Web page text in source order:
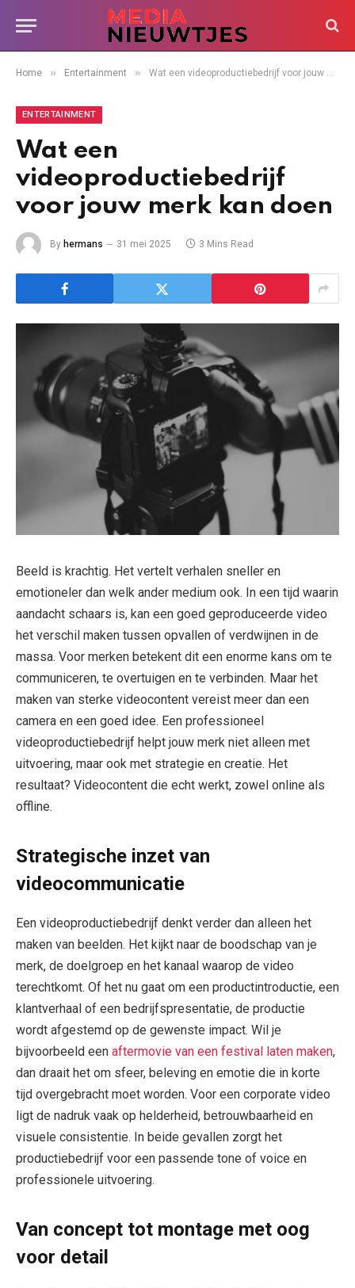
Home » Entertainment » Wat een videoproductiebedrijf voor jouw merk kan doen
ENTERTAINMENT
Wat een
videoproductiebedrijf
voor jouw merk kan doen
By hermans 31 mei 2025 3 Mins Read
Beeld is krachtig. Het vertelt verhalen sneller en
emotioneler dan welk ander medium ook. In een tijd waarin
aandacht schaars is, kan een goed geproduceerde video
het verschil maken tussen opvallen of verdwijnen in de
massa. Voor merken betekent dit een enorme kans om te
communiceren, te overtuigen en te verbinden. Maar het
maken van sterke videocontent vereist meer dan een
camera en een goed idee. Een professioneel
videoproductiebedrijf helpt jouw merk niet alleen met
uitvoering, maar ook met strategie en creatie. Het
resultaat? Videocontent die echt werkt, zowel online als
offline.
Strategische inzet van
videocommunicatie
Een videoproductiebedrijf denkt verder dan alleen het
maken van beelden. Het kijkt naar de boodschap van je
merk, de doelgroep en het kanaal waarop de video
terechtkomt. Of het nu gaat om een productintroductie, een
klantverhaal of een bedrijfspresentatie, de productie
wordt afgestemd op de gewenste impact. Wil je
bijvoorbeeld een aftermovie van een festival laten maken,
dan draait het om sfeer, beleving en emotie die in korte
tijd overgebracht moet worden. Voor een corporate video
ligt de nadruk vaak op helderheid, betrouwbaarheid en
visuele consistentie. In beide gevallen zorgt het
productiebedrijf voor een passende tone of voice en
professionele uitvoering.
Van concept tot montage met oog
voor detail